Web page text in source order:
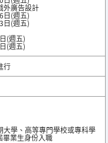
外廣告設計
日(週五)
日(週五)
(週五)
(週五)
行
大學、高等專門學校或專科學
業生身份入職